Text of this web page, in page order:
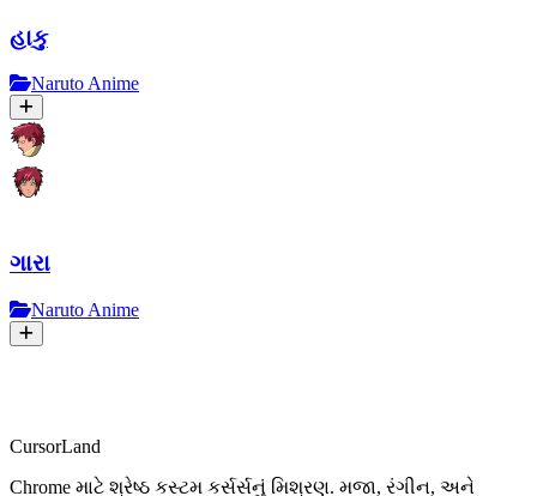
હાકુ
Naruto Anime
ગારા
Naruto Anime
CursorLand
Chrome માટે શ્રેષ્ઠ કસ્ટમ કર્સર્સનું મિશ્રણ. મજા, રંગીન, અને